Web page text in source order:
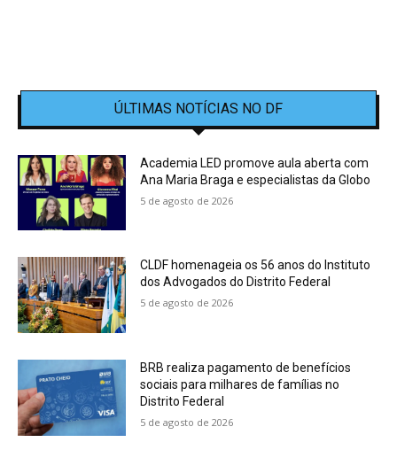
ÚLTIMAS NOTÍCIAS NO DF
Academia LED promove aula aberta com
Ana Maria Braga e especialistas da Globo
5 de agosto de 2026
CLDF homenageia os 56 anos do Instituto
dos Advogados do Distrito Federal
5 de agosto de 2026
BRB realiza pagamento de benefícios
sociais para milhares de famílias no
Distrito Federal
5 de agosto de 2026